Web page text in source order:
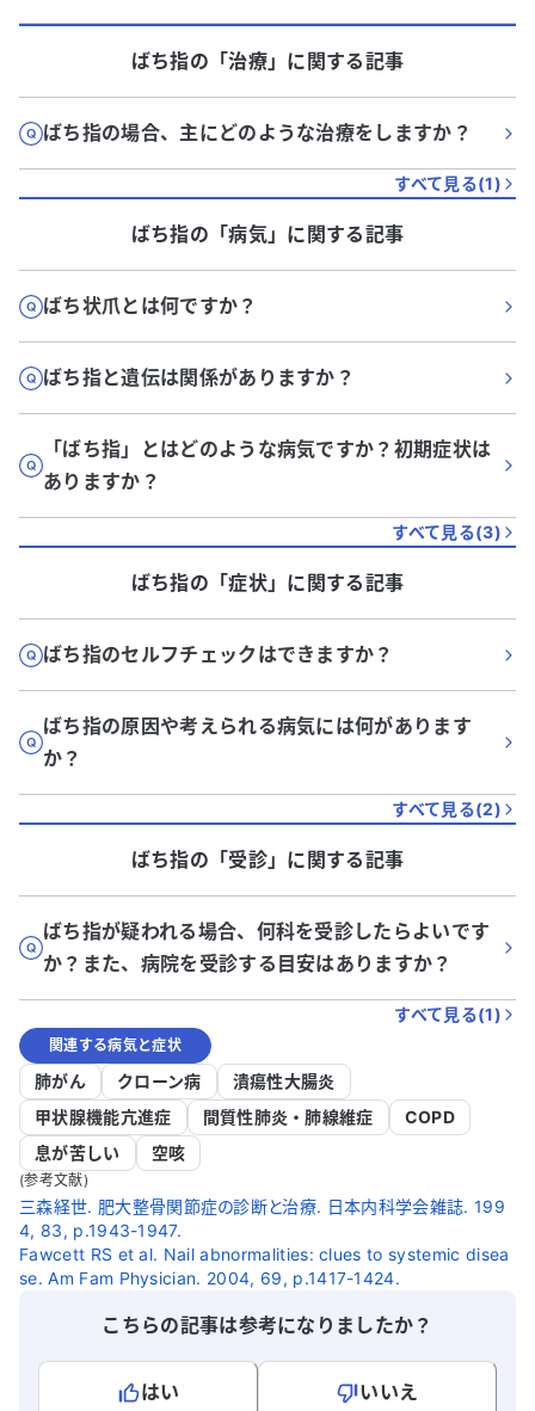
ばち指の「治療」に関する記事
ばち指の場合、主にどのような治療をしますか？
すべて見る(1)
ばち指の「病気」に関する記事
ばち状爪とは何ですか？
ばち指と遺伝は関係がありますか？
「ばち指」とはどのような病気ですか？初期症状は
ありますか？
すべて見る(3)
ばち指の「症状」に関する記事
ばち指のセルフチェックはできますか？
ばち指の原因や考えられる病気には何があります
か？
すべて見る(2)
ばち指の「受診」に関する記事
ばち指が疑われる場合、何科を受診したらよいです
か？また、病院を受診する目安はありますか？
すべて見る(1)
関連する病気と症状
肺がん クローン病
潰瘍性大腸炎
甲状腺機能亢進症
間質性肺炎・肺線維症
COPD
息が苦しい
空咳
(参考文献)
三森経世. 肥大整骨関節症の診断と治療. 日本内科学会雑誌. 199
4, 83, p.1943-1947.
Fawcett RS et al. Nail abnormalities: clues to systemic disea
se. Am Fam Physician. 2004, 69, p.1417-1424.
こちらの記事は参考になりましたか？
はい いいえ